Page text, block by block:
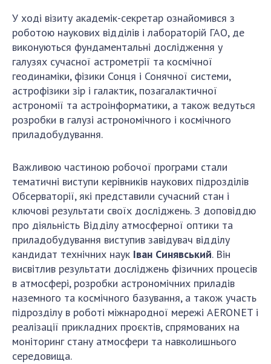
Міжнародні програми та конкурси
ДОКУМЕНТИ
Нормативні акти НАН України
Державний бюджет НАН України
Вибори до складу НАН України
Бланки документів
НОВИНИ
ЗАСІДАННЯ ПРЕЗИДІЇ НАН УКРАЇНИ
НАУКОВІ ВИДАННЯ
МЕДІА ПРО НАС
АКАДЕМІЯ КОМЕНТУЄ
КОНТАКТИ
ПРОФСПІЛКА НАН УКРАЇНИ
КАБІНЕТ
У ході візиту академік-секретар ознайомився з
роботою наукових відділів і лабораторій ГАО, де
виконуються фундаментальні дослідження у
галузях сучасної астрометрії та космічної
геодинаміки, фізики Сонця і Сонячної системи,
астрофізики зір і галактик, позагалактичної
астрономії та астроінформатики, а також ведуться
розробки в галузі астрономічного і космічного
приладобудування.
Важливою частиною робочої програми стали
тематичні виступи керівників наукових підрозділів
Обсерваторії, які представили сучасний стан і
ключові результати своїх досліджень. З доповіддю
про діяльність Відділу атмосферної оптики та
приладобудування виступив завідувач відділу
кандидат технічних наук Іван Синявський. Він
висвітлив результати досліджень фізичних процесів
в атмосфері, розробки астрономічних приладів
наземного та космічного базування, а також участь
підрозділу в роботі міжнародної мережі AERONET і
реалізації прикладних проєктів, спрямованих на
моніторинг стану атмосфери та навколишнього
середовища.